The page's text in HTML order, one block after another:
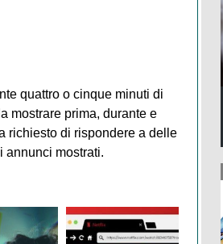
quattro o cinque minuti di
mostrare prima, durante e
richiesto di rispondere a delle
annunci mostrati.